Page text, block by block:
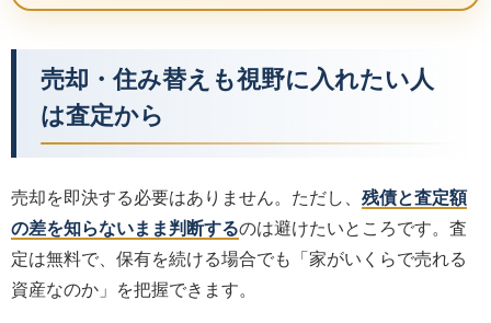
売却・住み替えも視野に入れたい人
は査定から
売却を即決する必要はありません。ただし、 残債と査定額
の差を知らないまま判断するのは避けたいところです。査
定は無料で、保有を続ける場合でも「家がいくらで売れる
資産なのか」を把握できます。